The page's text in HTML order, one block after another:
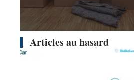
Articles au hasard